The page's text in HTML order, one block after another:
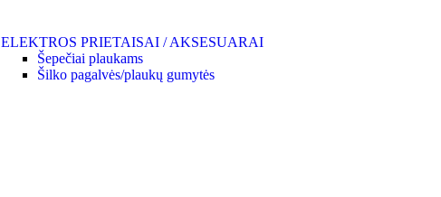
ELEKTROS PRIETAISAI / AKSESUARAI
Šepečiai plaukams
Šilko pagalvės/plaukų gumytės